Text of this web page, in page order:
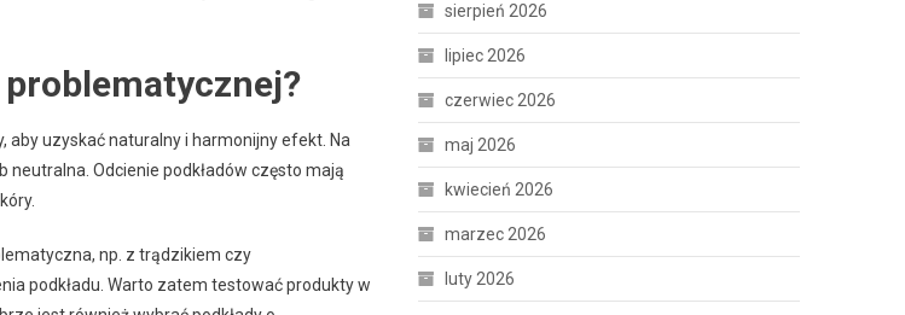
aby uzyskać naturalny i harmonijny efekt. Na
neutralna. Odcienie podkładów często mają
np. z trądzikiem czy
podkładu. Warto zatem testować produkty w
sierpień 2026
lipiec 2026
czerwiec 2026
maj 2026
kwiecień 2026
marzec 2026
luty 2026